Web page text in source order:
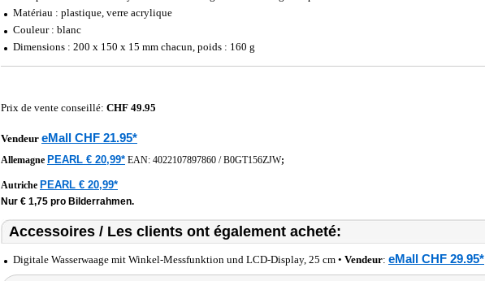
Matériau : plastique, verre acrylique
Couleur : blanc
Dimensions : 200 x 150 x 15 mm chacun, poids : 160 g
Prix de vente conseillé: CHF 49.95
Vendeur eMall CHF 21.95*
Allemagne PEARL € 20,99* EAN: 4022107897860 /B0GT156ZJW;
Autriche PEARL € 20,99*
Nur € 1,75 pro Bilderrahmen.
Accessoires / Les clients ont également acheté:
Digitale Wasserwaage mit Winkel-Messfunktion und LCD-Display, 25 cm • Vendeur: eMall CHF 29.95*